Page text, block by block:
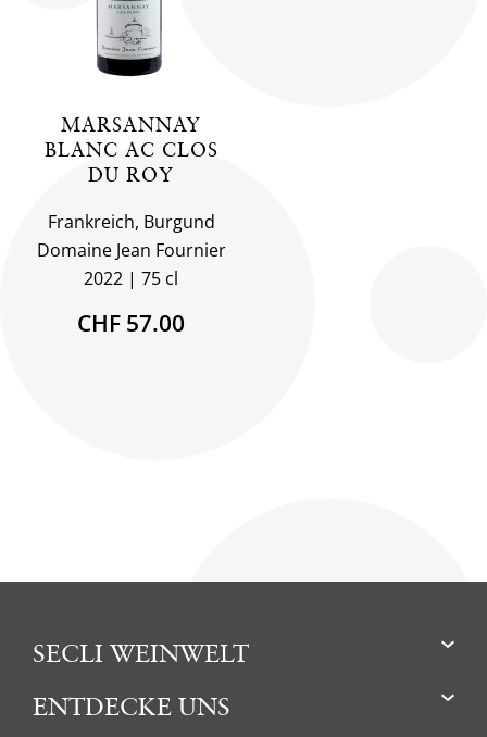
MARSANNAY
BLANC AC CLOS
DU ROY
Frankreich, Burgund
Domaine Jean Fournier
2022
75 cl
CHF 57.00
SECLI WEINWELT
ENTDECKE UNS